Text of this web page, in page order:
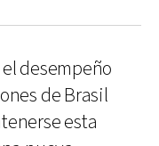
desempeño
de Brasil
esta